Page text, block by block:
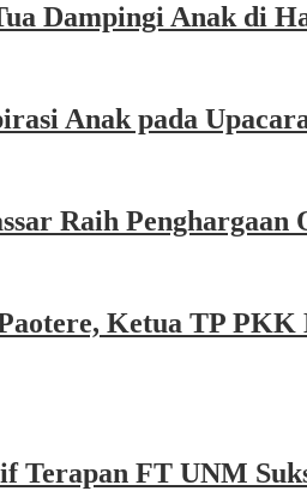
Dampingi Anak di
Anak pada
Raih
Ketua TP
Terapan FT UNM